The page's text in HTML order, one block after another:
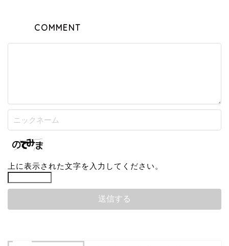
COMMENT
上に表示された文字を入力してください。